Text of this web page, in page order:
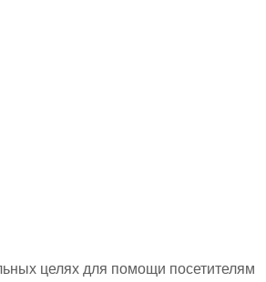
целях для помощи посетителям